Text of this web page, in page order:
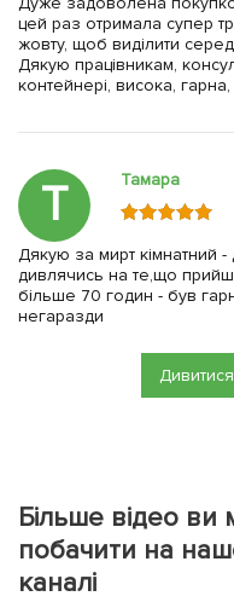
цей раз отримала супер
жовту, щоб виділити
Дякую працівникам,
контейнері, висока,
Т Тамара
Дякую за мирт кімнатний -
дивлячись на те,що
більше 70 годин - був
негаразди
Дивитися
Більше відео ви
побачити на
каналі